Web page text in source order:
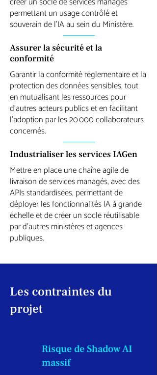
permettant un usage contrôlé et
souverain de l’IA au sein du Ministère.
Assurer la sécurité et la
conformité
Garantir la conformité réglementaire et la
protection des données sensibles, tout
en mutualisant les ressources pour
d’autres acteurs publics et en facilitant
l’adoption par les 20 000 collaborateurs
concernés.
Industrialiser les services IAGen
Mettre en place une chaîne agile de
livraison de services managés, avec des
APIs standardisées, permettant de
déployer les fonctionnalités IA à grande
échelle et de créer un socle réutilisable
par d’autres ministères et agences
publiques.
Les contraintes du
projet
Risque de Shadow AI
massif